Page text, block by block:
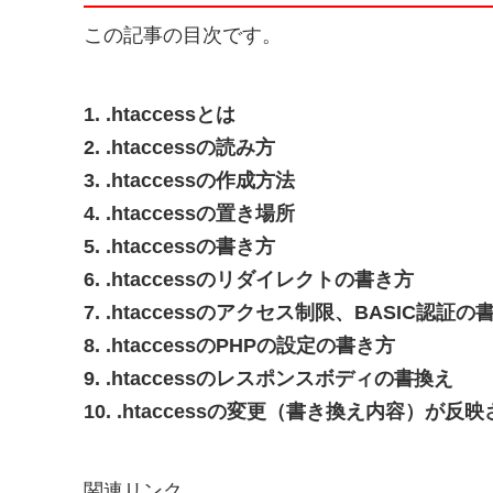
この記事の目次です。
1. .htaccessとは
2. .htaccessの読み方
3. .htaccessの作成方法
4. .htaccessの置き場所
5. .htaccessの書き方
6. .htaccessのリダイレクトの書き方
7. .htaccessのアクセス制限、BASIC認証の
8. .htaccessのPHPの設定の書き方
9. .htaccessのレスポンスボディの書換え
10. .htaccessの変更（書き換え内容）が反映